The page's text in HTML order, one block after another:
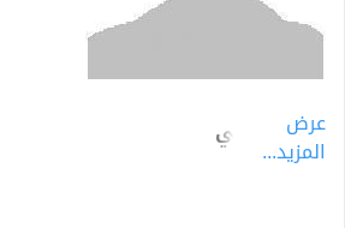
عصمت والي
عرض
المزيد...